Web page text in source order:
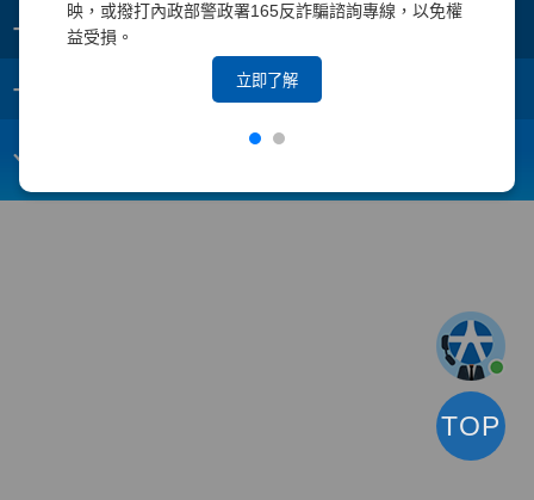
映，或撥打內政部警政署165反詐騙諮詢專線，以免權
益受損。
立即了解
+ 集團成員
+
webmaster@yuanta.com
TOP